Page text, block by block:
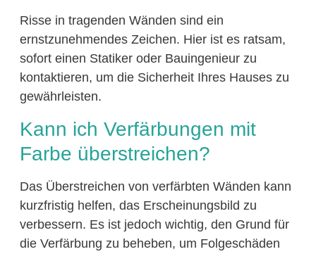
Risse in tragenden Wänden sind ein
ernstzunehmendes Zeichen. Hier ist es ratsam,
sofort einen Statiker oder Bauingenieur zu
kontaktieren, um die Sicherheit Ihres Hauses zu
gewährleisten.
Kann ich Verfärbungen mit
Farbe überstreichen?
Das Überstreichen von verfärbten Wänden kann
kurzfristig helfen, das Erscheinungsbild zu
verbessern. Es ist jedoch wichtig, den Grund für
die Verfärbung zu beheben, um Folgeschäden